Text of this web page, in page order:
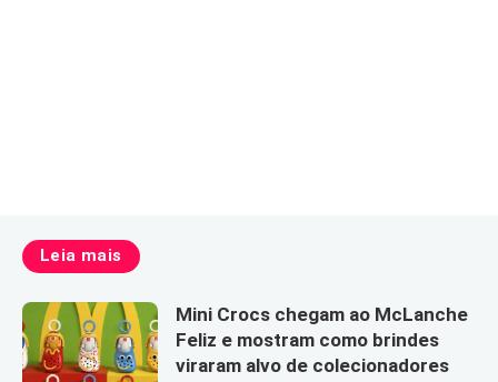
Leia mais
Mini Crocs chegam ao McLanche
Feliz e mostram como brindes
viraram alvo de colecionadores